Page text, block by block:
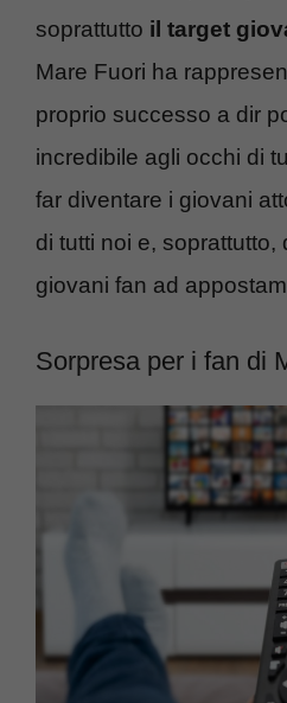
soprattutto il target
Mare Fuori ha
proprio successo a dir
incredibile agli occhi di
far diventare i giovani
di tutti noi e, soprattutto,
giovani fan ad
Sorpresa per i fan di